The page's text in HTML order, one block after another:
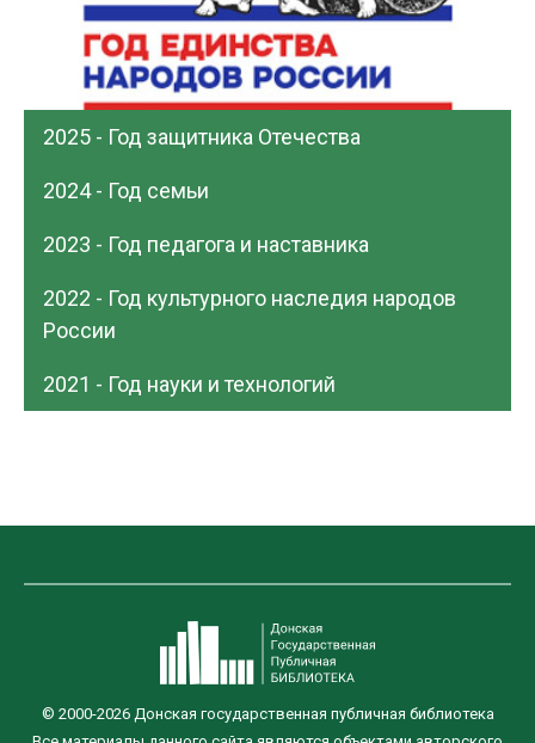
2025 - Год защитника Отечества
2024 - Год семьи
2023 - Год педагога и наставника
2022 - Год культурного наследия народов
России
2021 - Год науки и технологий
© 2000-2026 Донская государственная публичная библиотека